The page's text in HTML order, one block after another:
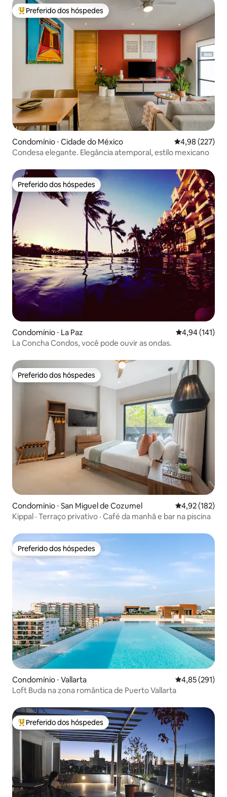
Entre os melhores preferidos dos hóspedes
Preferido dos hóspedes
Condomínio ⋅ Cidade do México 4,98 de uma
4,98 (227)
Condesa elegante. Elegância atemporal, estilo mexicano
Preferido dos hóspedes
Preferido dos hóspedes
Condomínio ⋅ La Paz 4,94 de uma
4,94 (141)
La Concha Condos, você pode ouvir as ondas.
Preferido dos hóspedes
Preferido dos hóspedes
Condomínio ⋅ San Miguel de Cozumel 4,92 de uma
4,92 (182)
Kippal · Terraço privativo · Café da manhã e bar na piscina
Preferido dos hóspedes
Preferido dos hóspedes
Condomínio ⋅ Vallarta 4,85 de uma
4,85 (291)
Loft Buda na zona romântica de Puerto Vallarta
Entre os melhores preferidos dos hóspedes
Preferido dos hóspedes